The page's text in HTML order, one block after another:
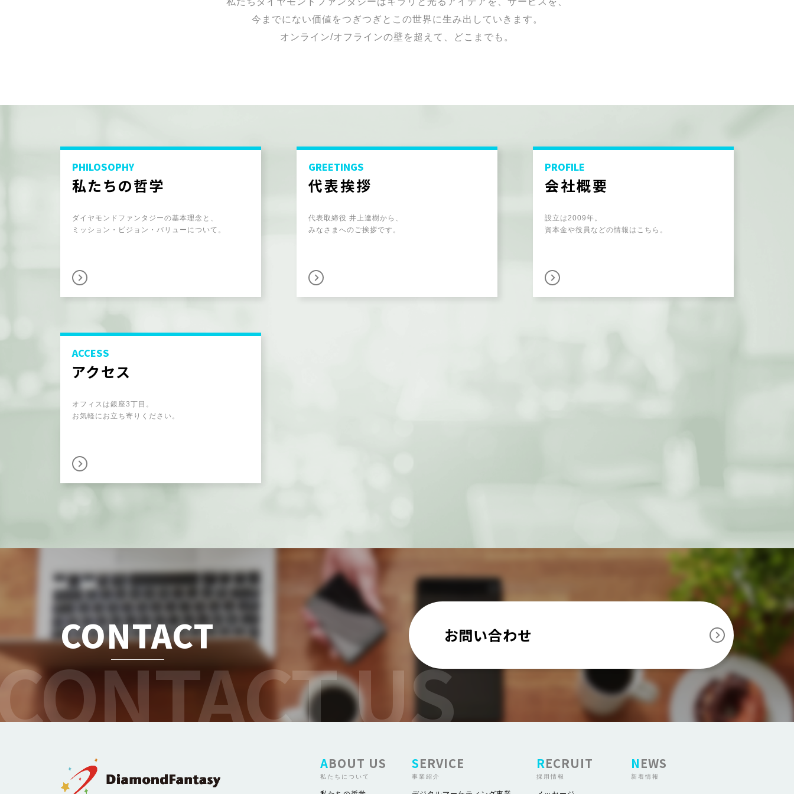
今までにない価値をつぎつぎとこの世界に生み出していきます。
オンライン/オフラインの壁を超えて、どこまでも。
PHILOSOPHY
私たちの哲学
ダイヤモンドファンタジーの基本理念と、
ミッション・ビジョン・バリューについて。
GREETINGS
代表挨拶
代表取締役 井上達樹から、
みなさまへのご挨拶です。
PROFILE
会社概要
設立は2009年。
資本金や役員などの情報はこちら。
ACCESS
アクセス
オフィスは銀座3丁目。
お気軽にお立ち寄りください。
CONTACT お問い合わせ
ABOUT US
私たちについて
SERVICE
事業紹介
RECRUIT
採用情報
NEWS
新着情報